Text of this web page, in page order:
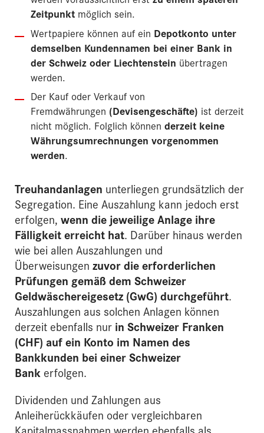
Zeitpunkt möglich sein.
Wertpapiere können auf ein Depotkonto unter
demselben Kundennamen bei einer Bank in
der Schweiz oder Liechtenstein übertragen
werden.
Der Kauf oder Verkauf von
Fremdwährungen (Devisengeschäfte) ist derzeit
nicht möglich. Folglich können derzeit keine
Währungsumrechnungen vorgenommen
werden.
Treuhandanlagen unterliegen grundsätzlich der
Segregation. Eine Auszahlung kann jedoch erst
erfolgen, wenn die jeweilige Anlage ihre
Fälligkeit erreicht hat. Darüber hinaus werden
wie bei allen Auszahlungen und
Überweisungen zuvor die erforderlichen
Prüfungen gemäß dem Schweizer
Geldwäschereigesetz (GwG) durchgeführt.
Auszahlungen aus solchen Anlagen können
derzeit ebenfalls nur in Schweizer Franken
(CHF) auf ein Konto im Namen des
Bankkunden bei einer Schweizer
Bank erfolgen.
Dividenden und Zahlungen aus
Anleiherückkäufen oder vergleichbaren